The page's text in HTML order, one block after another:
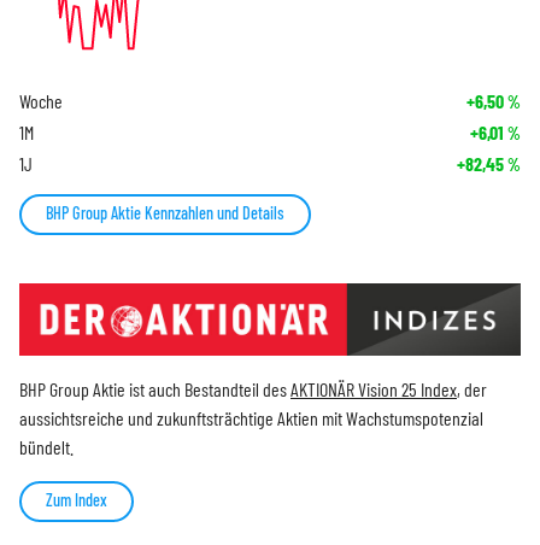
Woche +6,50%
1M +6,01 %
1J +82,45%
BHP Group Aktie Kennzahlen und Details
BHP Group Aktie ist auch Bestandteil desAKTIONÄR Vision 25 Index, der
aussichtsreiche und zukunftsträchtige Aktien mit Wachstumspotenzial
bündelt.
Zum Index